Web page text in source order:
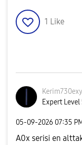
1 Like
Expert Level
‎05-09-2026 07:35
A0x serisi en